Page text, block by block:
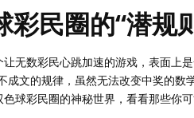
彩民圈的“潜规
无数彩民心跳加速的游戏，表面上
成文的规律，虽然无法改变中奖的数
球彩民圈的神秘世界，看看那些你可